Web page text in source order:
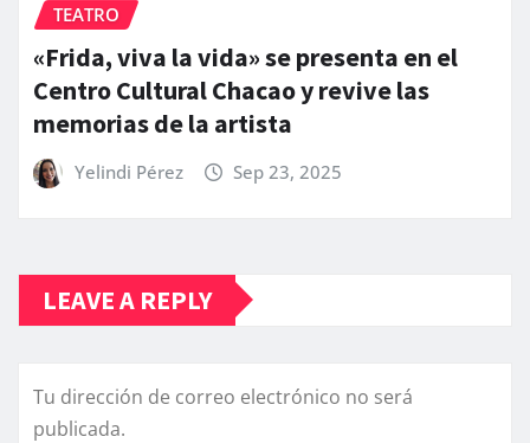
TEATRO
«Frida, viva la vida» se presenta en el
Centro Cultural Chacao y revive las
memorias de la artista
Yelindi Pérez Sep 23, 2025
LEAVE A REPLY
Tu dirección de correo electrónico no será
publicada.